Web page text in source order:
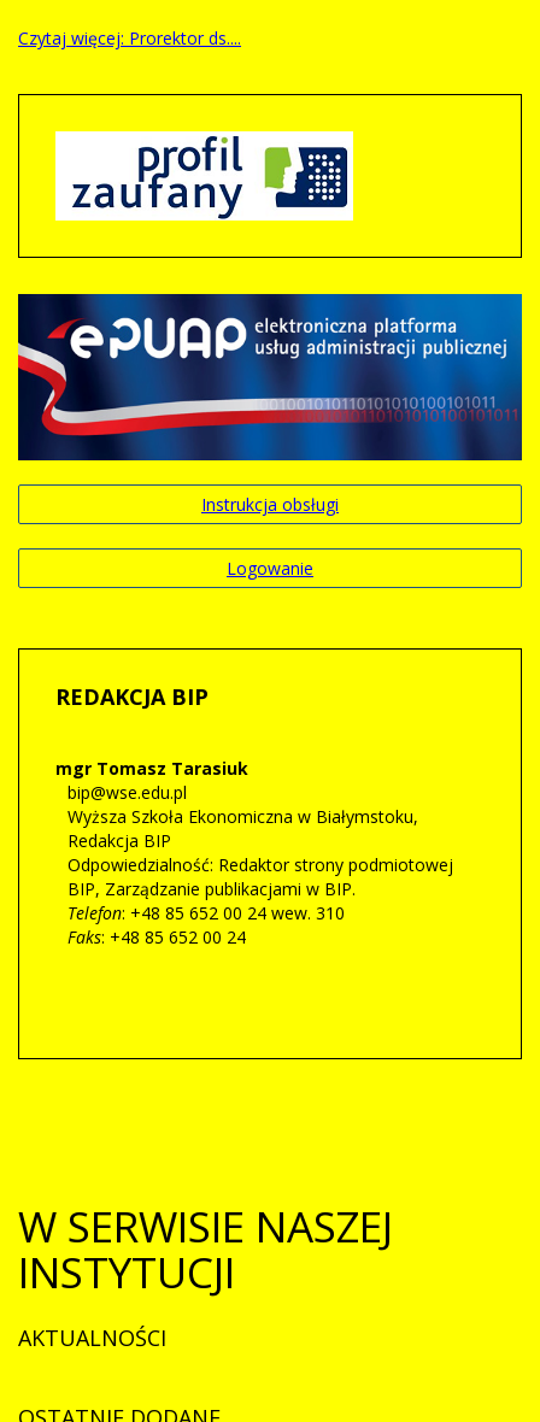
Czytaj więcej: Prorektor ds....
Instrukcja obsługi
Logowanie
REDAKCJABIP
mgr Tomasz Tarasiuk
bip@wse.edu.pl
Wyższa Szkoła Ekonomiczna w Białymstoku,
Redakcja BIP
Odpowiedzialność: Redaktor strony podmiotowej
BIP, Zarządzanie publikacjami w BIP.
Telefon: +48 85 652 00 24 wew. 310
Faks: +48 85 652 00 24
W SERWISIE NASZEJ
INSTYTUCJI
AKTUALNOŚCI